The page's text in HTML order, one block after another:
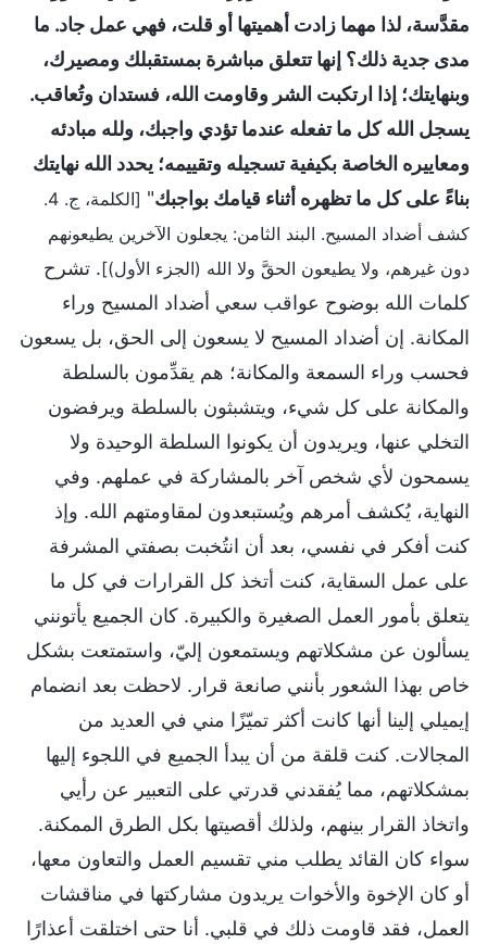
مقدَّسة، لذا مهما زادت أهميتها أو قلت، فهي عمل جاد. ما
مدى جدية ذلك؟ إنها تتعلق مباشرة بمستقبلك ومصيرك،
وبنهايتك؛ إذا ارتكبت الشر وقاومت الله، فستدان وتُعاقب.
يسجل الله كل ما تفعله عندما تؤدي واجبك، ولله مبادئه
ومعاييره الخاصة بكيفية تسجيله وتقييمه؛ يحدد الله نهايتك
بناءً على كل ما تظهره أثناء قيامك بواجبك"
[الكلمة، ج. 4.
كشف أضداد المسيح. البند الثامن: يجعلون الآخرين يطيعونهم
دون غيرهم، ولا يطيعون الحقَّ ولا الله (الجزء الأول)]. تشرح
كلمات الله بوضوح عواقب سعي أضداد المسيح وراء
المكانة. إن أضداد المسيح لا يسعون إلى الحق، بل يسعون
فحسب وراء السمعة والمكانة؛ هم يقدِّمون بالسلطة
والمكانة على كل شيء، ويتشبثون بالسلطة ويرفضون
التخلي عنها، ويريدون أن يكونوا السلطة الوحيدة ولا
يسمحون لأي شخص آخر بالمشاركة في عملهم. وفي
النهاية، يُكشف أمرهم ويُستبعدون لمقاومتهم الله. وإذ
كنت أفكر في نفسي، بعد أن انتُخبت بصفتي المشرفة
على عمل السقاية، كنت أتخذ كل القرارات في كل ما
يتعلق بأمور العمل الصغيرة والكبيرة. كان الجميع يأتونني
يسألون عن مشكلاتهم ويستمعون إليّ، واستمتعت بشكل
خاص بهذا الشعور بأنني صانعة قرار. لاحظت بعد انضمام
إيميلي إلينا أنها كانت أكثر تميّزًا مني في العديد من
المجالات. كنت قلقة من أن يبدأ الجميع في اللجوء إليها
بمشكلاتهم، مما يُفقدني قدرتي على التعبير عن رأيي
واتخاذ القرار بينهم، ولذلك أقصيتها بكل الطرق الممكنة.
سواء كان القائد يطلب مني تقسيم العمل والتعاون معها،
أو كان الإخوة والأخوات يريدون مشاركتها في مناقشات
العمل، فقد قاومت ذلك في قلبي. أنا حتى اختلقت أعذارًا